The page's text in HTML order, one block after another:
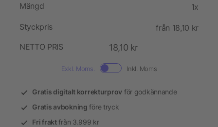
Mängd 1x
Styckpris
från 18,10 kr
NETTO PRIS
18,10 kr
Exkl. Moms. Inkl. Moms
Gratis digitalt korrekturprov för godkännande
Gratis avbokning före tryck
Fri fraktfrån 3.999 kr